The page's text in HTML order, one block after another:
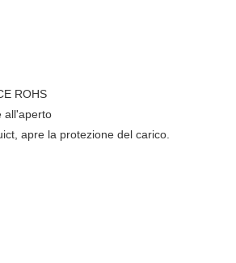
ROHS
all'aperto
, apre la protezione del carico.